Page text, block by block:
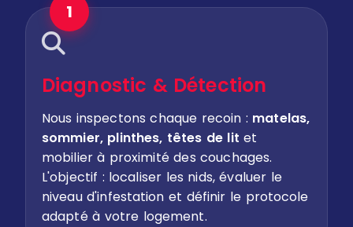
1
Diagnostic & Détection
Nous inspectons chaque recoin : matelas,
sommier, plinthes, têtes de lit et
mobilier à proximité des couchages.
L'objectif : localiser les nids, évaluer le
niveau d'infestation et définir le protocole
adapté à votre logement.